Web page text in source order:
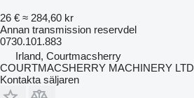
26 € ≈ 284,60 kr
Annan transmission reservdel
0730.101.883
Irland, Courtmacsherry
COURTMACSHERRY MACHINERY LTD
Kontakta säljaren